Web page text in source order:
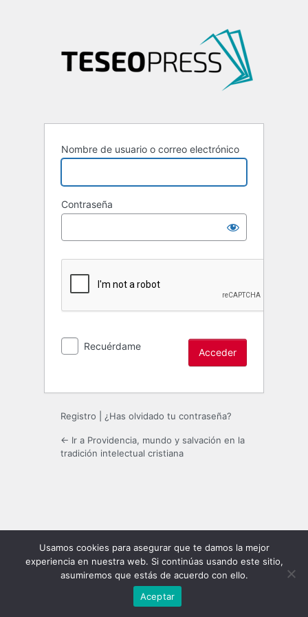
Nombre de usuario o correo electrónico
Contraseña
Recuérdame
Registro ¿Has olvidado tu contraseña?
← Ir a Providencia, mundo y salvación en la
tradición intelectual cristiana
Usamos cookies para asegurar que te damos la mejor
experiencia en nuestra web. Si continúas usando este sitio,
asumiremos que estás de acuerdo con ello.
Aceptar